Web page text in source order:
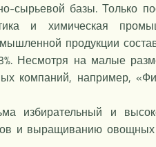
сырьевой базы. Только
и химическая
продукции
Несмотря на малые
компаний, например,
избирательный и
и выращиванию